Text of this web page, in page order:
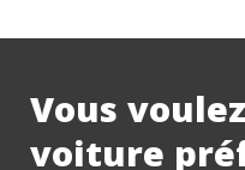
Vous
voiture